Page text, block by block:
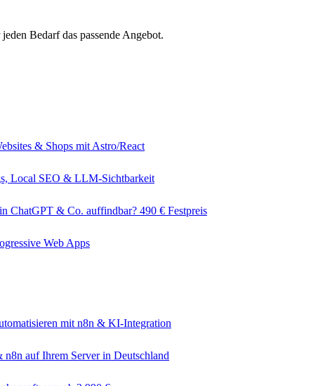
Bedarf das passende Angebot.
& Shops mit Astro/React
Local SEO & LLM-Sichtbarkeit
ChatGPT & Co. auffindbar? 490 € Festpreis
Web Apps
mit n8n & KI-Integration
auf Ihrem Server in Deutschland